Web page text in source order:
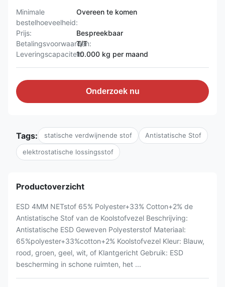
Minimale
bestelhoeveelheid:
Overeen te komen
Prijs:
Bespreekbaar
Betalingsvoorwaarden:
T/T
Leveringscapaciteit:10.000 kg per maand
Onderzoek nu
Tags: statische verdwijnende stof Antistatische Stof
elektrostatische lossingsstof
Productoverzicht
ESD 4MM NETstof 65% Polyester+33% Cotton+2% de
Antistatische Stof van de Koolstofvezel Beschrijving:
Antistatische ESD Geweven Polyesterstof Materiaal:
65%polyester+33%cotton+2% Koolstofvezel Kleur: Blauw,
rood, groen, geel, wit, of Klantgericht Gebruik: ESD
bescherming in schone ruimten, het ...